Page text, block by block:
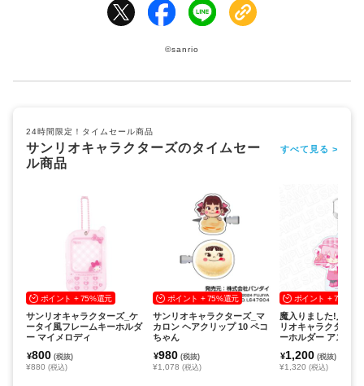
©sanrio
24時間限定！タイムセール商品
サンリオキャラクターズのタイムセー
ル商品
すべて見る >
ポイント + 75%還元
サンリオキャラクターズ_ケ
ータイ風フレームキーホルダ
ー マイメロディ
¥800 (税抜)
¥880 (税込)
ポイント + 75%還元
サンリオキャラクターズ_マ
カロン ヘアクリップ 10 ペコ
ちゃん
¥980 (税抜)
¥1,078 (税込)
ポイント + 75%還
魔入りました!入間
リオキャラクターズ
ーホルダー アスモ
er.
¥1,200 (税抜)
¥1,320 (税込)